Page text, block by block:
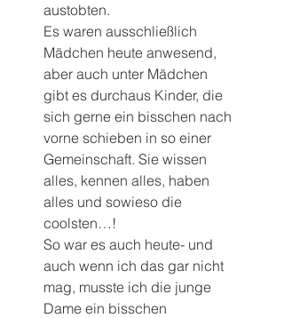
austobten.
Es waren ausschließlich
Mädchen heute anwesend,
aber auch unter Mädchen
gibt es durchaus Kinder, die
sich gerne ein bisschen nach
vorne schieben in so einer
Gemeinschaft. Sie wissen
alles, kennen alles, haben
alles und sowieso die
coolsten…!
So war es auch heute- und
auch wenn ich das gar nicht
mag, musste ich die junge
Dame ein bisschen